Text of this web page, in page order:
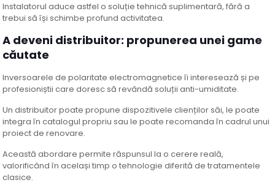
Instalatorul aduce astfel o soluție tehnică suplimentară, fără a
trebui să își schimbe profund activitatea.
A deveni distribuitor: propunerea unei game
căutate
Inversoarele de polaritate electromagnetice îi interesează și pe
profesioniștii care doresc să revândă soluții anti-umiditate.
Un distribuitor poate propune dispozitivele clienților săi, le poate
integra în catalogul propriu sau le poate recomanda în cadrul unui
proiect de renovare.
Această abordare permite răspunsul la o cerere reală,
valorificând în același timp o tehnologie diferită de tratamentele
clasice.